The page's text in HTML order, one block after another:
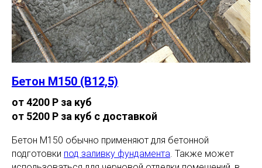
Бетон М150 (В12,5)
от 4200 Р за куб
от 5200 Р за куб с доставкой
Бетон М150 обычно применяют для бетонной
подготовки под заливку фундамента. Также может